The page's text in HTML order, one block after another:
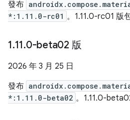
發布
*:1.11.0-rc01 。1.11.0-rc01 版
1.11.0-beta02 版
2026 年 3 月 25 日
發布
*:1.11.0-beta02 。1.11.0-